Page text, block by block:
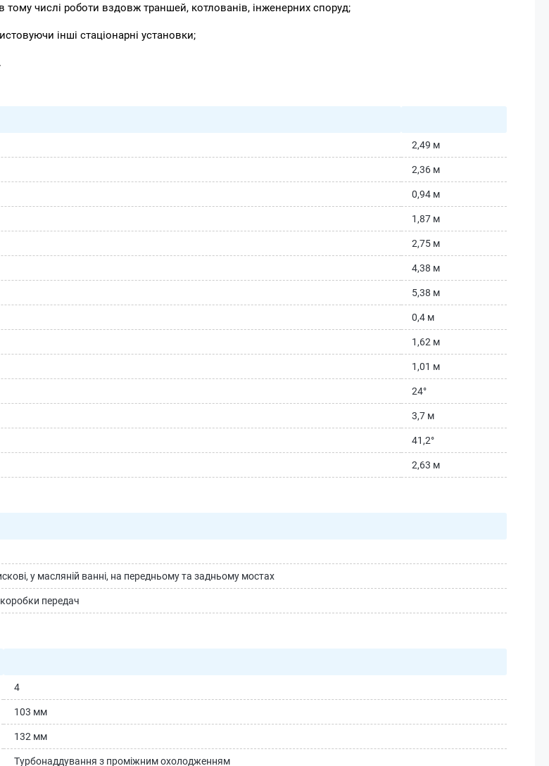
тому числі роботи вздовж траншей, котлованів, інженерних споруд;
інші стаціонарні установки;
2,49 м
2,36 м
0,94 м
1,87 м
2,75 м
4,38 м
5,38 м
0,4 м
1,62 м
1,01 м
24°
3,7 м
41,2°
2,63 м
у масляній ванні, на передньому та задньому мостах
передач
4
103 мм
132 мм
Турбонаддування з проміжним охолодженням